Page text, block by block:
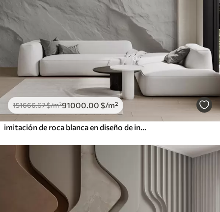
151666.67$/m²91000 .00 $/m²